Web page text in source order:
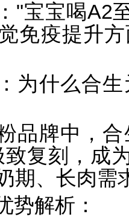
"宝宝喝A2
免疫提升
为什么合
品牌中，
复刻，成
期、长肉需
势解析：